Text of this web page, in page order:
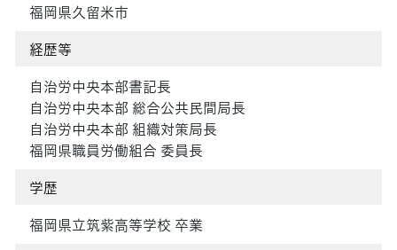
福岡県久留米市
経歴等
自治労中央本部書記長
自治労中央本部 総合公共民間局長
自治労中央本部 組織対策局長
福岡県職員労働組合 委員長
学歴
福岡県立筑紫高等学校 卒業